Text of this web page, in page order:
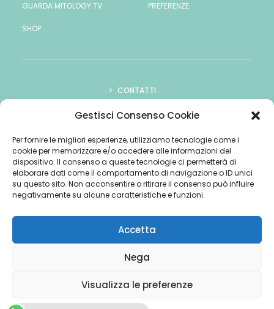
Gestisci Consenso Cookie
Per fornire le migliori esperienze, utilizziamo tecnologie come i
cookie per memorizzare e/o accedere alle informazioni del
dispositivo. Il consenso a queste tecnologie ci permetterà di
elaborare dati come il comportamento di navigazione o ID unici
su questo sito. Non acconsentire o ritirare il consenso può influire
negativamente su alcune caratteristiche e funzioni.
Accetta
Nega
Visualizza le preferenze
GUARDA MITOLOGY TV
SHOP
PREFERENZE
CONTATTI
COME ASCOLTARCI
PUBBLICITÀ
COOKIE POLICY
© 2026 Radio Mitology 70-80. Tutti i diritti riservati